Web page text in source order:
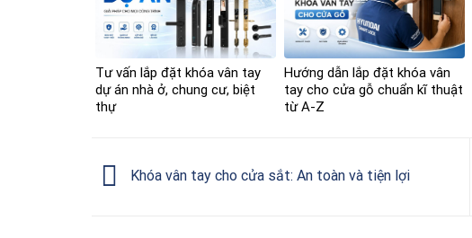
Tư vấn lắp đặt khóa vân tay
dự án nhà ở, chung cư, biệt
thự
Hướng dẫn lắp đặt khóa vân
tay cho cửa gỗ chuẩn kĩ thuật
từ A-Z
Khóa vân tay cho cửa sắt: An toàn và tiện lợi